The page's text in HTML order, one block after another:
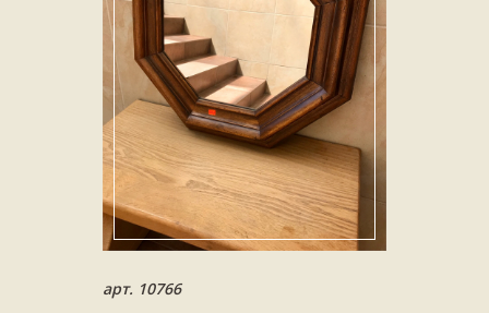
арт. 10766